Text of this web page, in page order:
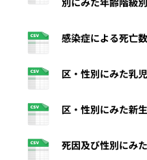
感染症による死亡数
区・性別にみた乳
区・性別にみた新
死因及び性別にみ